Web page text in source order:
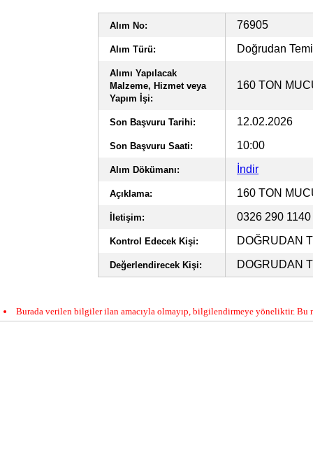
Alım No: 76905
Alım Türü: Doğrudan
Alımı Yapılacak
Malzeme, Hizmet veya
Yapım İşi:
160 TON
Son Başvuru Tarihi: 12.02.2026
Son Başvuru Saati: 10:00
Alım Dökümanı: İndir
Açıklama: 160 TON
İletişim: 0326 290 1140
Kontrol Edecek Kişi: DOĞRUDAN
Değerlendirecek Kişi: DOGRUDAN
Burada verilen bilgiler ilan amacıyla olmayıp, bilgilendirmeye yöneliktir. Bu